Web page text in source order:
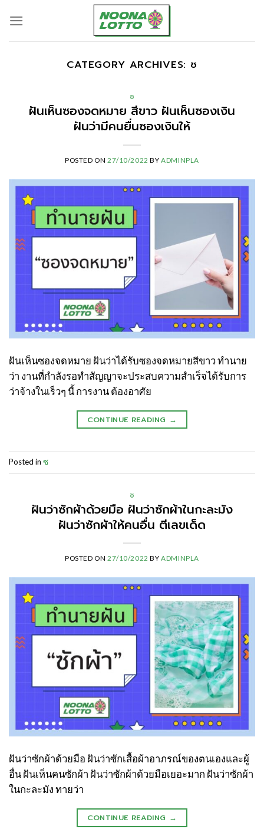
CATEGORY ARCHIVES: ซ
ซ
ฝันเห็นซองจดหมาย สีขาว ฝันเห็นซองเงิน
ฝันว่ามีคนยื่นซองเงินให้
POSTED ON 27/10/2022 BYADMINPLA
ฝันเห็นซองจดหมาย ฝันว่าได้รับซองจดหมายสีขาว ทำนาย
ว่า งานที่กำลังรอทำสัญญาจะประสบความสำเร็จได้รับการ
ว่าจ้างในเร็วๆ นี้ การงาน ต้องอาศัย
CONTINUE READING →
Posted in ซ
ซ
ฝันว่าซักผ้าด้วยมือ ฝันว่าซักผ้าในกะละมัง
ฝันว่าซักผ้าให้คนอื่น ตีเลขเด็ด
POSTED ON 27/10/2022 BYADMINPLA
ฝันว่าซักผ้าด้วยมือ ฝันว่าซักเสื้อผ้าอาภรณ์ของตนเองและผู้
อื่น ฝันเห็นคนซักผ้า ฝันว่าซักผ้าด้วยมือเยอะมาก ฝันว่าซักผ้า
ในกะละมัง ทายว่า
CONTINUE READING →